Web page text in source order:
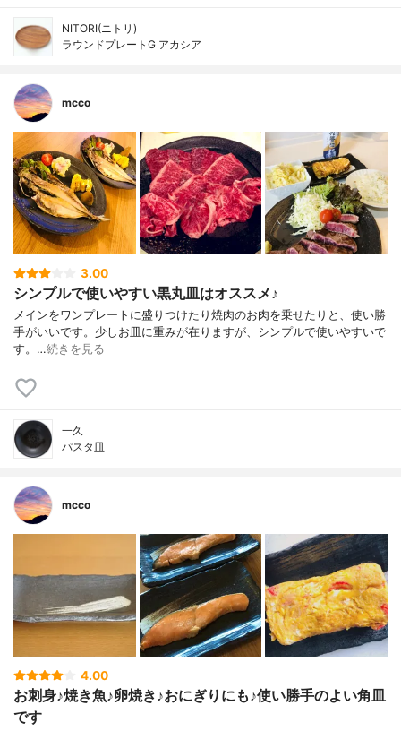
NITORI(ニトリ)
ラウンドプレートG アカシア
mcco
3.00
シンプルで使いやすい黒丸皿はオススメ♪
メインをワンプレートに盛りつけたり焼肉のお肉を乗せたりと、使い勝
手がいいです。少しお皿に重みが在りますが、シンプルで使いやすいで
す。…続きを見る
一久
パスタ皿
mcco
4.00
お刺身♪焼き魚♪卵焼き♪おにぎりにも♪使い勝手のよい角皿
です